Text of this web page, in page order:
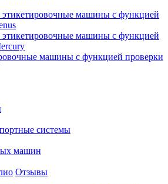
этикетировочные машины с функцией
этикетировочные машины с функцией
машины с функцией проверки
системы
машин
Отзывы